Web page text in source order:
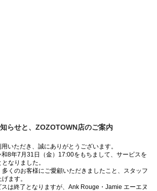
らせと、ZOZOTOWN店のご案内
いただき、誠にありがとうございます。
8年7月31日（金）17:00をもちまして、サービスを
なりました。
くのお客様にご愛顧いただきましたこと、スタッフ
ます。
は終了となりますが、Ank Rouge・Jamie エーエヌ